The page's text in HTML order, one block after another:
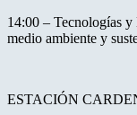
14:00 – Tecnologías y
medio ambiente y
ESTACIÓN